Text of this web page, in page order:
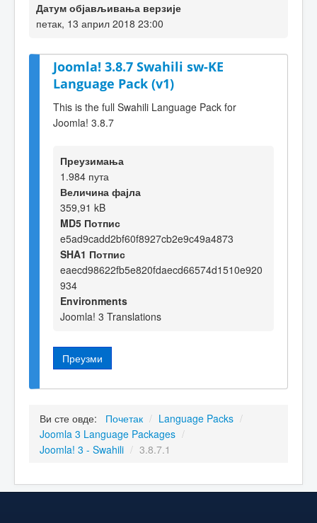
Датум објављивања верзије
петак, 13 април 2018 23:00
Joomla! 3.8.7 Swahili sw-KE
Language Pack (v1)
This is the full Swahili Language Pack for
Joomla! 3.8.7
Преузимања
1.984 пута
Величина фајла
359,91 kB
MD5 Потпис
e5ad9cadd2bf60f8927cb2e9c49a4873
SHA1 Потпис
eaecd98622fb5e820fdaecd66574d1510e920
934
Environments
Joomla! 3 Translations
Преузми
Ви сте овде: Почетак / Language Packs /
Joomla 3 Language Packages /
Joomla! 3 - Swahili / 3.8.7.1